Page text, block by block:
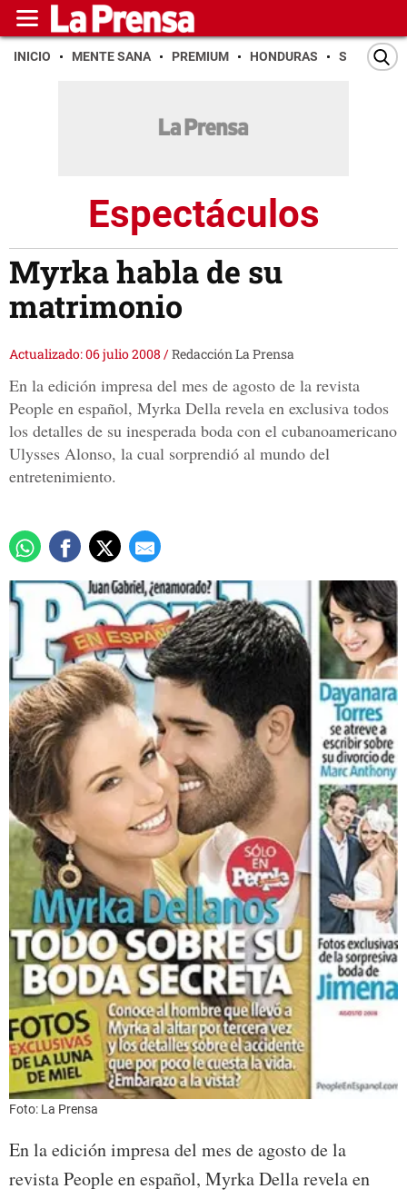
INICIO MENTE SANA PREMIUM HONDURAS SAN PEDRO
Espectáculos
Myrka habla de su
matrimonio
Actualizado: 06 julio 2008 /Redacción La Prensa
En la edición impresa del mes de agosto de la revista
People en español, Myrka Della revela en exclusiva todos
los detalles de su inesperada boda con el cubanoamericano
Ulysses Alonso, la cual sorprendió al mundo del
entretenimiento.
Foto: La Prensa
En la edición impresa del mes de agosto de la
revista People en español, Myrka Della revela en